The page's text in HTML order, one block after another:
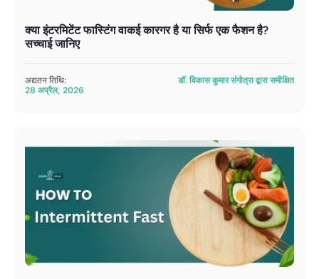
क्या इंटरमिटेंट फास्टिंग वाकई कारगर है या सिर्फ एक फैशन है?
सच्चाई जानिए
अद्यतन तिथि:
28 अप्रैल, 2026
डॉ. विकास कुमार संगोत्रा ​​द्वारा समीक्षित